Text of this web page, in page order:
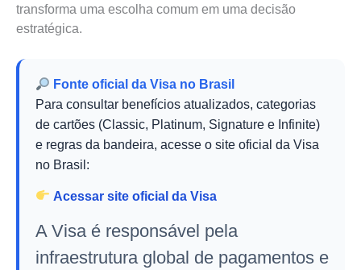
transforma uma escolha comum em uma decisão
estratégica.
Fonte oficial da Visa no Brasil
Para consultar benefícios atualizados, categorias
de cartões (Classic, Platinum, Signature e Infinite)
e regras da bandeira, acesse o site oficial da Visa
no Brasil:
Acessar site oficial da Visa
A Visa é responsável pela
infraestrutura global de pagamentos e